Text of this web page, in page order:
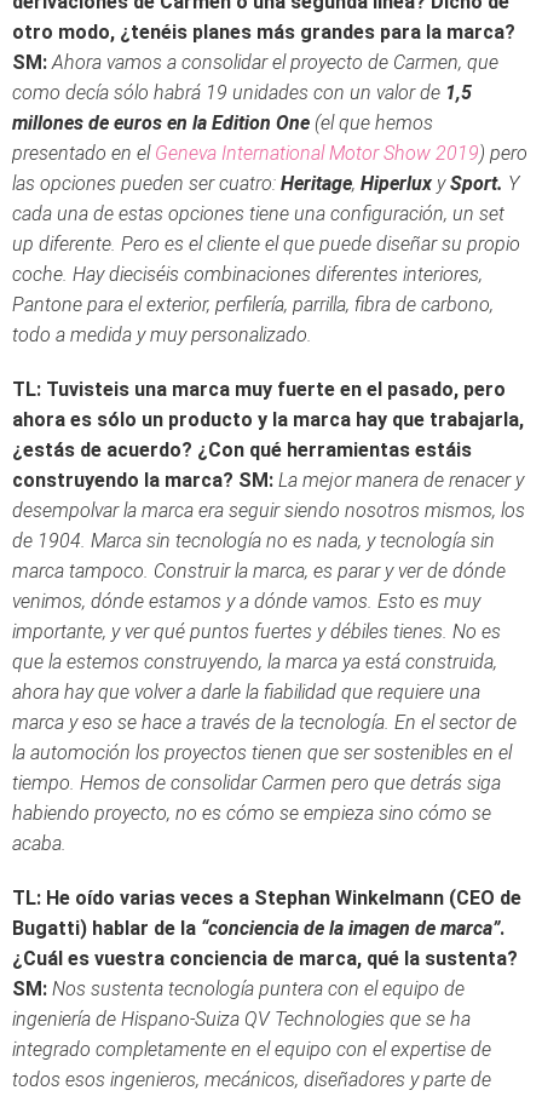
otro modo, ¿tenéis planes más grandes para la marca?
SM: Ahora vamos a consolidar el proyecto de Carmen, que
como decía sólo habrá 19 unidades con un valor de 1,5
millones de euros en la Edition One (el que hemos
presentado en el Geneva International Motor Show 2019) pero
las opciones pueden ser cuatro: Heritage, Hiperlux ySport. Y
cada una de estas opciones tiene una configuración, un set
up diferente. Pero es el cliente el que puede diseñar su propio
coche. Hay dieciséis combinaciones diferentes interiores,
Pantone para el exterior, perfilería, parrilla, fibra de carbono,
todo a medida y muy personalizado.
TL: Tuvisteis una marca muy fuerte en el pasado, pero
ahora es sólo un producto y la marca hay que trabajarla,
¿estás de acuerdo? ¿Con qué herramientas estáis
construyendo la marca? SM: La mejor manera de renacer y
desempolvar la marca era seguir siendo nosotros mismos, los
de 1904. Marca sin tecnología no es nada, y tecnología sin
marca tampoco. Construir la marca, es parar y ver de dónde
venimos, dónde estamos y a dónde vamos. Esto es muy
importante, y ver qué puntos fuertes y débiles tienes. No es
que la estemos construyendo, la marca ya está construida,
ahora hay que volver a darle la fiabilidad que requiere una
marca y eso se hace a través de la tecnología. En el sector de
la automoción los proyectos tienen que ser sostenibles en el
tiempo. Hemos de consolidar Carmen pero que detrás siga
habiendo proyecto, no es cómo se empieza sino cómo se
acaba.
TL: He oído varias veces a Stephan Winkelmann (CEO de
Bugatti) hablar de la “conciencia de la imagen de marca”.
¿Cuál es vuestra conciencia de marca, qué la sustenta?
SM: Nos sustenta tecnología puntera con el equipo de
ingeniería de Hispano-Suiza QV Technologies que se ha
integrado completamente en el equipo con el expertise de
todos esos ingenieros, mecánicos, diseñadores y parte de